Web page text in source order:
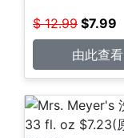
$ 12.99 $7.99
由此查看